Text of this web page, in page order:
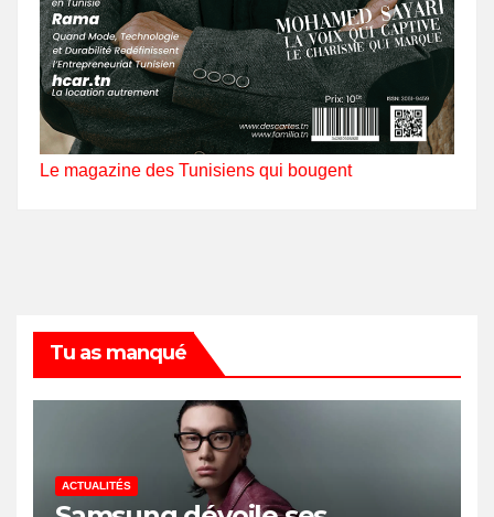
Le magazine des Tunisiens qui bougent
Tu as manqué
ACTUALITÉS